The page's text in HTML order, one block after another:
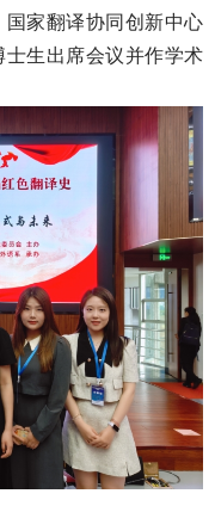
家翻译协同创新中心
生出席会议并作学术